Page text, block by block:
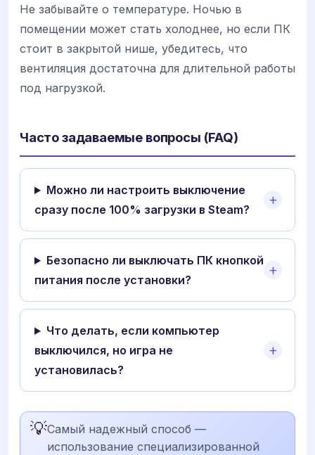
Не забывайте о температуре. Ночью в
помещении может стать холоднее, но если ПК
стоит в закрытой нише, убедитесь, что
вентиляция достаточна для длительной работы
под нагрузкой.
Часто задаваемые вопросы (FAQ)
Можно ли настроить выключение
сразу после 100% загрузки в Steam?
Безопасно ли выключать ПК кнопкой
питания после установки?
Что делать, если компьютер
выключился, но игра не
установилась?
💡Самый надежный способ —
использование специализированной